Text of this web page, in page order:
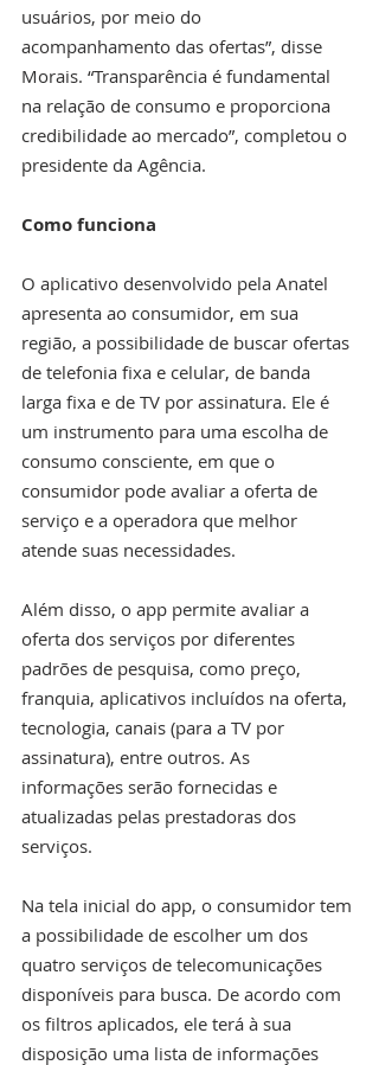
usuários, por meio do
acompanhamento das ofertas”, disse
Morais. “Transparência é fundamental
na relação de consumo e proporciona
credibilidade ao mercado”, completou o
presidente da Agência.
Como funciona
O aplicativo desenvolvido pela Anatel
apresenta ao consumidor, em sua
região, a possibilidade de buscar ofertas
de telefonia fixa e celular, de banda
larga fixa e de TV por assinatura. Ele é
um instrumento para uma escolha de
consumo consciente, em que o
consumidor pode avaliar a oferta de
serviço e a operadora que melhor
atende suas necessidades.
Além disso, o app permite avaliar a
oferta dos serviços por diferentes
padrões de pesquisa, como preço,
franquia, aplicativos incluídos na oferta,
tecnologia, canais (para a TV por
assinatura), entre outros. As
informações serão fornecidas e
atualizadas pelas prestadoras dos
serviços.
Na tela inicial do app, o consumidor tem
a possibilidade de escolher um dos
quatro serviços de telecomunicações
disponíveis para busca. De acordo com
os filtros aplicados, ele terá à sua
disposição uma lista de informações